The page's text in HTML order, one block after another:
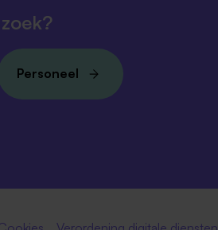
Personeel